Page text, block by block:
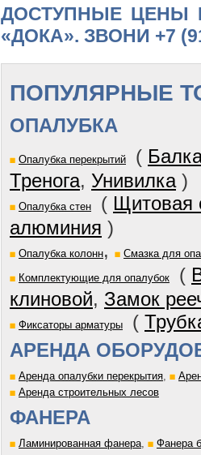
ДОСТУПНЫЕ ЦЕНЫ
«ДОКА». ЗВОНИ +7
ПОПУЛЯРНЫЕ
ОПАЛУБКА
Опалубка перекрытий (
Тренога, Унивилка)
Опалубка стен ( Щитовая
алюминия )
Опалубка колонн,
Смазка для
Комплектующие для опалубок
(
клиновой, Замок
Фиксаторы арматуры (
АРЕНДА
Аренда опалубки перекрытия,
Аренда строительных лесов
ФАНЕРА
Ламинированная фанера, Фанера